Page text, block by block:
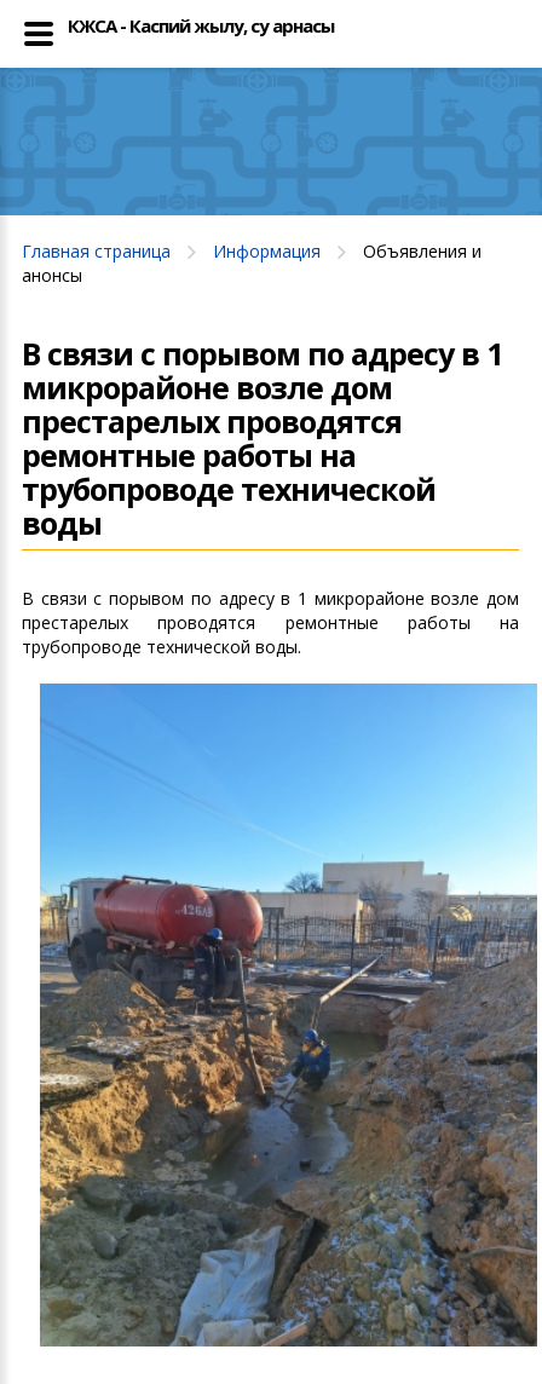
Главная страница Информация
Объявления и
анонсы
В связи с порывом по адресу в 1
микрорайоне возле дом
престарелых проводятся
ремонтные работы на
трубопроводе технической
воды
В связи с порывом по адресу в 1 микрорайоне возле дом
престарелых проводятся ремонтные работы на
трубопроводе технической воды.
КЖСА - Каспий жылу, су арнасы